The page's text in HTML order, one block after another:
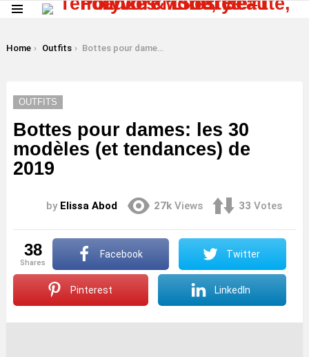
You are here:
Home Outfits Bottes pour dames: les 30 modèles (et tendances) de 2019
OUTFITS
Bottes pour dames: les 30
modèles (et tendances) de
2019
by Elissa Abod 27k Views 33 Votes
38
shares
Facebook Twitter
Pinterest LinkedIn